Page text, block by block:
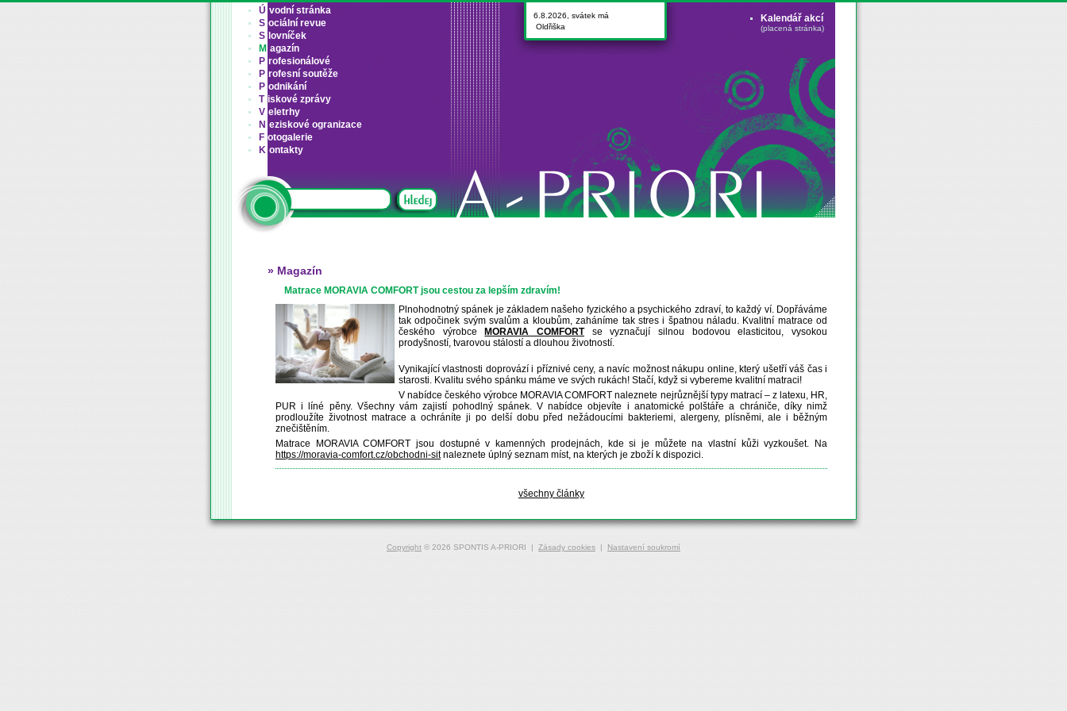
Kalendář akcí
(placená stránka)
Ú vodní stránka
S ociální revue
S lovníček
M agazín
P rofesionálové
P rofesní soutěže
P odnikání
T iskové zprávy
V eletrhy
N eziskové ogranizace
F otogalerie
K ontakty
6.8.2026, svátek má
Oldřiška
» Magazín
Matrace MORAVIA COMFORT jsou cestou za lepším zdravím!
Plnohodnotný spánek je základem našeho fyzického a psychického zdraví, to každý ví. Dopřáváme
tak odpočinek svým svalům a kloubům, zaháníme tak stres i špatnou náladu. Kvalitní matrace od
českého výrobce
MORAVIA COMFORTse vyznačují silnou bodovou elasticitou, vysokou
prodyšností, tvarovou stálostí a dlouhou životností.
Vynikající vlastnosti doprovází i příznivé ceny, a navíc možnost nákupu online, který ušetří váš čas i
starosti. Kvalitu svého spánku máme ve svých rukách! Stačí, když si vybereme kvalitní matraci!
V nabídce českého výrobce MORAVIA COMFORT naleznete nejrůznější typy matrací – z latexu, HR,
PUR i líné pěny. Všechny vám zajistí pohodlný spánek. V nabídce objevíte i anatomické polštáře a chrániče, díky nimž
prodloužíte životnost matrace a ochráníte ji po delší dobu před nežádoucími bakteriemi, alergeny, plísněmi, ale i běžným
znečištěním.
Matrace MORAVIA COMFORT jsou dostupné v kamenných prodejnách, kde si je můžete na vlastní kůži vyzkoušet. Na
https://moravia-comfort.cz/obchodni-sitnaleznete úplný seznam míst, na kterých je zboží k dispozici.
všechny články
Copyright © 2026 SPONTIS A-PRIORI | Zásady cookies | Nastavení soukromí